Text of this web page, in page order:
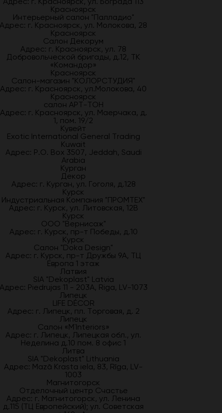
Красноярск
Интерьерный салон "Палладио"
Адрес: г. Красноярск, ул. Молокова, 28
Красноярск
Салон Декорум
Адрес: г. Красноярск, ул. 78
Добровольческой бригады, д.12, ТК
«Командор»
Красноярск
Салон-магазин "КОЛОРСТУДИЯ"
Адрес: г. Красноярск, ул.Молокова, 40
Красноярск
салон АРТ-ТОН
Адрес: г. Красноярск, ул. Маерчака, д.
1, пом. 19/2
Кувейт
Exotic International General Trading
Kuwait
Адрес: P.O. Box 3507, Jeddah, Saudi
Arabia
Курган
Декор
Адрес: г. Курган, ул. Гоголя, д.128
Курск
Индустриальная Компания "ПРОМТЕХ"
Адрес: г. Курск, ул. Литовская, 12В
Курск
ООО "Вернисаж"
Адрес: г. Курск, пр-т Победы, д.10
Курск
Салон "Doka Design"
Адрес: г. Курск, пр-т Дружбы 9А, ТЦ
Европа 1 этаж
Латвия
SIA "Dekoplast" Latvia
Piedrujas 11 - 203A, Riga, LV-1073
Липецк
LIFE DÉCOR
Адрес: г. Липецк, пл. Торговая, д. 2
Липецк
Салон «M`Interiors»
Адрес: г. Липецк, Липецкая обл., ул.
Неделина д.10 пом. 8 офис 1
Литва
SIA "Dekoplast" Lithuania
Адрес: Mazā Krasta iela, 83, Rīga, LV-
1003
Магнитогорск
Отделочный центр Счастье
Адрес: г. Магнитогорск, ул. Ленина
д.115 (ТЦ Европейский); ул. Советская